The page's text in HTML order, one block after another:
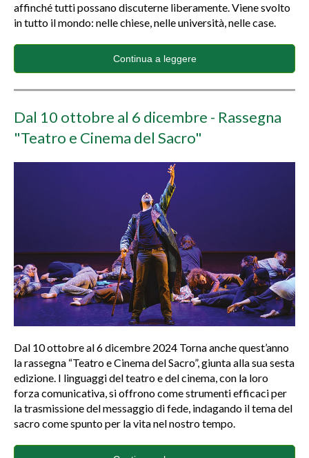
affinché tutti possano discuterne liberamente. Viene svolto
in tutto il mondo: nelle chiese, nelle università, nelle case.
Continua a leggere
Dal 10 ottobre al 6 dicembre - Rassegna
"Teatro e Cinema del Sacro"
Dal 10 ottobre al 6 dicembre 2024 Torna anche quest’anno
la rassegna “Teatro e Cinema del Sacro”, giunta alla sua sesta
edizione. I linguaggi del teatro e del cinema, con la loro
forza comunicativa, si offrono come strumenti efficaci per
la trasmissione del messaggio di fede, indagando il tema del
sacro come spunto per la vita nel nostro tempo.